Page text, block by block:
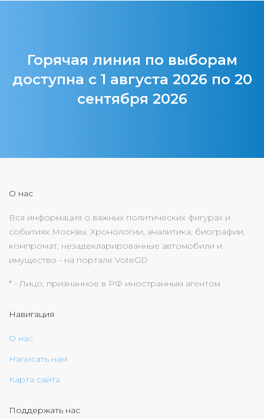
Горячая линия по выборам
доступна с 1 августа 2026 по 20
сентября 2026
О нас
Вся информация о важных политических фигурах и
событиях Москвы. Хронологии, аналитика, биографии,
компромат, незадекларированные автомобили и
имущество - на портале VoteGD
* - Лицо, признанное в РФ иностранным агентом
Навигация
О нас
Написать нам
Карта сайта
Поддержать нас